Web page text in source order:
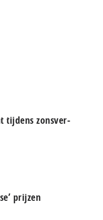
tijdens zons­ver­
prijzen